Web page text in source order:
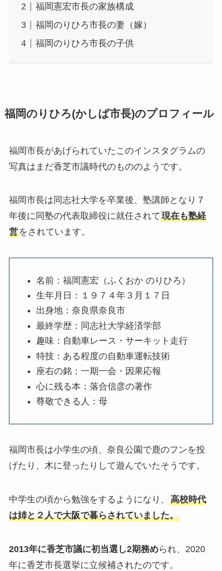
福岡憲宏市長の家族構成
福岡のりひろ市長の妻（嫁）
福岡のりひろ市長の子供
福岡のりひろ(かしば市長)のプロフィール
福岡市長があげられていたこのインスタグラムの
写真はまだ香芝市議時代のもののようです。
福岡市長は同志社大学を卒業後、塾講師となり７
年後に同塾の代表取締役に就任されて現在も塾経
営をされています。
名前：福岡憲宏（ふくおか のりひろ）
生年月日：１９７４年３月１７日
出身地：奈良県奈良市
最終学歴：同志社大学経済学部
趣味：自動車レース・サーキット走行
特技：ある程度の自動車運転技術
座右の銘：一期一会・因果応報
心に残る本：落合信彦の著作
尊敬できる人：母
福岡市長は小学生の頃、奈良公園で鹿のフンを投
げたり、木に登ったりして遊んでいたそうです。
中学生の頃から勉強をするようになり、 高校時代
は姉と２人で大阪で暮らされていました。
2013年に香芝市議に初当選し2期務められ、2020
年に香芝市長選挙に立候補されたのです。